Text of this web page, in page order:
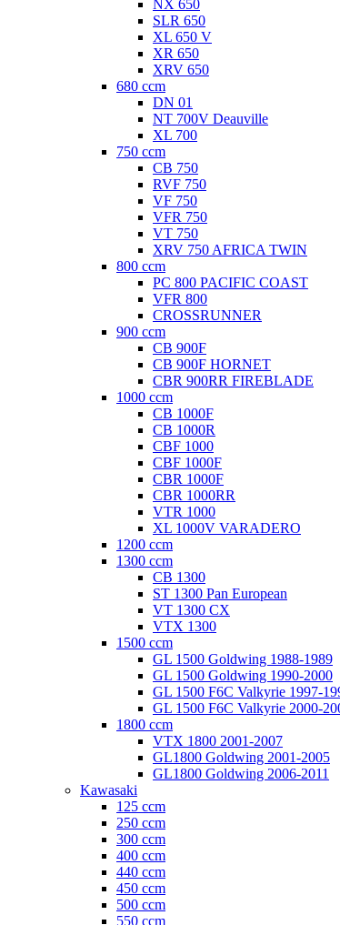
NX 650
SLR 650
XL 650 V
XR 650
XRV 650
680 ccm
DN 01
NT 700V Deauville
XL 700
750 ccm
CB 750
RVF 750
VF 750
VFR 750
VT 750
XRV 750 AFRICA TWIN
800 ccm
PC 800 PACIFIC COAST
VFR 800
CROSSRUNNER
900 ccm
CB 900F
CB 900F HORNET
CBR 900RR FIREBLADE
1000 ccm
CB 1000F
CB 1000R
CBF 1000
CBF 1000F
CBR 1000F
CBR 1000RR
VTR 1000
XL 1000V VARADERO
1200 ccm
1300 ccm
CB 1300
ST 1300 Pan European
VT 1300 CX
VTX 1300
1500 ccm
GL 1500 Goldwing 1988-1989
GL 1500 Goldwing 1990-2000
GL 1500 F6C Valkyrie 1997-
GL 1500 F6C Valkyrie 2000-
1800 ccm
VTX 1800 2001-2007
GL1800 Goldwing 2001-2005
GL1800 Goldwing 2006-2011
Kawasaki
125 ccm
250 ccm
300 ccm
400 ccm
440 ccm
450 ccm
500 ccm
550 ccm